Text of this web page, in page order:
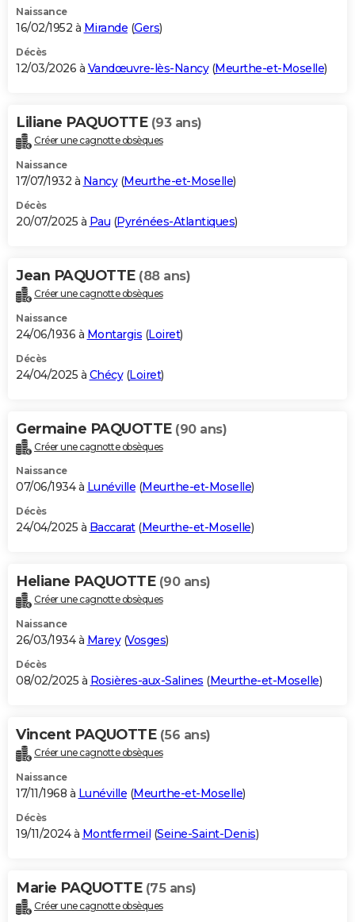
Dictionnaire
Biographies
Citations
Expressions
Proverbes
PROGRAMME TV
S'inscrire
Se connecter
Lycées
Collèges
Primaires
Universités
Entreprises
Service militaire
Avis de recherche
AVIS DE DÉCÈS
Bricolage
Lifestyle
Culture
Sport
Auto
Television
Voyage
Cinema
Naissance
16/02/1952 à Mirande (Gers)
Décès
12/03/2026 à Vandœuvre-lès-Nancy(Meurthe-et-Moselle)
Liliane PAQUOTTE (93 ans)
Créer une cagnotte obsèques
Naissance
17/07/1932 à Nancy(Meurthe-et-Moselle)
Décès
20/07/2025 à Pau (Pyrénées-Atlantiques)
Jean PAQUOTTE (88 ans)
Créer une cagnotte obsèques
Naissance
24/06/1936 à Montargis (Loiret)
Décès
24/04/2025 à Chécy(Loiret)
Germaine PAQUOTTE (90 ans)
Créer une cagnotte obsèques
Naissance
07/06/1934 à Lunéville (Meurthe-et-Moselle)
Décès
24/04/2025 à Baccarat(Meurthe-et-Moselle)
Heliane PAQUOTTE (90 ans)
Créer une cagnotte obsèques
Naissance
26/03/1934 à Marey(Vosges)
Décès
08/02/2025 à Rosières-aux-Salines (Meurthe-et-Moselle)
Vincent PAQUOTTE (56 ans)
Créer une cagnotte obsèques
Naissance
17/11/1968 à Lunéville (Meurthe-et-Moselle)
Décès
19/11/2024 à Montfermeil (Seine-Saint-Denis)
Marie PAQUOTTE (75 ans)
Créer une cagnotte obsèques